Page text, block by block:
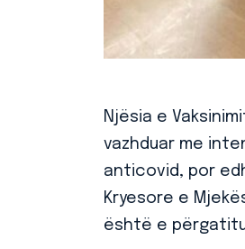
Njësia e
vazhduar me
anticovid, por
Kryesore e
është e